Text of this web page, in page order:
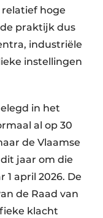
relatief hoge
praktijk dus
industriële
instellingen
in het
al op 30
de Vlaamse
jaar om die
april 2026. De
de Raad van
klacht